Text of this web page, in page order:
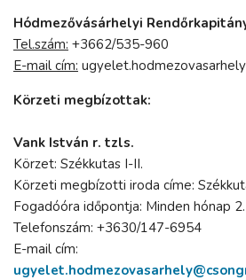
Hódmezővásárhelyi
Tel.szám: +3662/535-960
E-mail cím:
Körzeti megbízottak:
Vank István r. tzls.
Körzet: Székkutas I-II.
Körzeti megbízotti iroda címe:
Fogadóóra időpontja: Minden hónap
Telefonszám: +3630/147-6954
E-mail cím: